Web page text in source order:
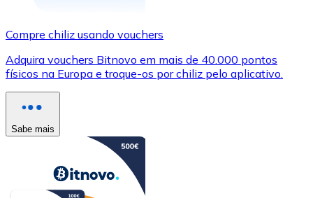
Compre chiliz usando vouchers
Adquira vouchers Bitnovo em mais de 40.000 pontos
físicos na Europa e troque-os por chiliz pelo aplicativo.
Sabe mais